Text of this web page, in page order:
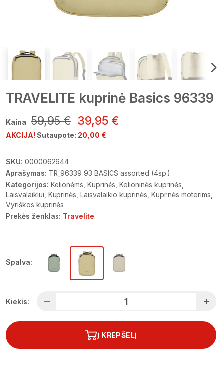
TRAVELITE kuprinė Basics 96339
Kaina 59,95 € 39,95 €
AKCIJA! Sutaupote: 20,00 €
SKU: 0000062644
Aprašymas: TR_96339 93 BASICS assorted (4sp.)
Kategorijos: Kelionėms Kuprinės Kelioninės kuprinės
Laisvalaikiui Kuprinės Laisvalaikio kuprinės Kuprinės moterims
Vyriškos kuprinės
Prekės ženklas: Travelite
Spalva:
Kiekis:
Į KREPŠELĮ